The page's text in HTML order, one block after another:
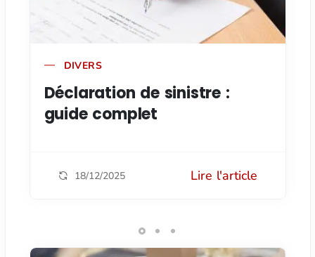
DIVERS
Déclaration de sinistre :
guide complet
18/12/2025 Lire l'article